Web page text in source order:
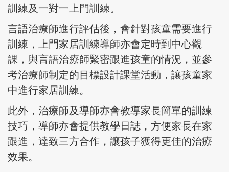
訓練及一對一上門訓練。
言語治療師進行評估後，會針對孩童需要進行
訓練，上門家居訓練導師亦會定時到中心觀
課，與言語治療師緊密跟進孩童的情況，並參
考治療師制定的目標設計課堂活動，讓孩童家
中進行家居訓練。
此外，治療師及導師亦會教導家長簡單的訓練
技巧，導師亦會提供教學日誌，方便家長在家
跟進，達致三方合作，讓孩子獲得更佳的治療
效果。